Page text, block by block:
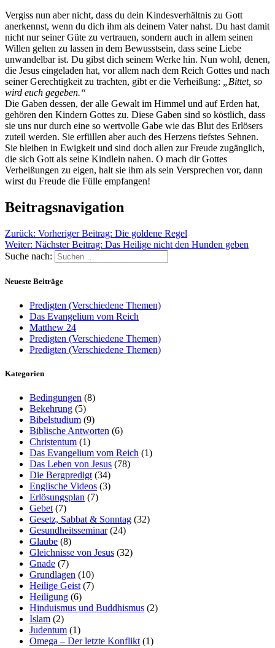
Vergiss nun aber nicht, dass du dein Kindesverhältnis zu Gott
anerkennst, wenn du dich ihm als deinem Vater nahst. Du hast damit
nicht nur seiner Güte zu vertrauen, sondern auch in allem seinen
Willen gelten zu lassen in dem Bewusstsein, dass seine Liebe
unwandelbar ist. Du gibst dich seinem Werke hin. Nun wohl, denen,
die Jesus eingeladen hat, vor allem nach dem Reich Gottes und nach
seiner Gerechtigkeit zu trachten, gibt er die Verheißung:
„Bittet, so
wird euch gegeben.“
Die Gaben dessen, der alle Gewalt im Himmel und auf Erden hat,
gehören den Kindern Gottes zu. Diese Gaben sind so köstlich, dass
sie uns nur durch eine so wertvolle Gabe wie das Blut des Erlösers
zuteil werden. Sie erfüllen aber auch des Herzens tiefstes Sehnen.
Sie bleiben in Ewigkeit und sind doch allen zur Freude zugänglich,
die sich Gott als seine Kindlein nahen. O mach dir Gottes
Verheißungen zu eigen, halt sie ihm als sein Versprechen vor, dann
wirst du Freude die Fülle empfangen!
Beitragsnavigation
Zurück: Vorheriger Beitrag: Die goldene Regel
Weiter: Nächster Beitrag: Das Heilige nicht den Hunden geben
Suche nach:
Neueste Beiträge
Predigten (Verschiedene Themen)
Das Evangelium vom Reich
Matthew 24
Predigten (Verschiedene Themen)
Predigten (Verschiedene Themen)
Kategorien
Bedingungen (8)
Bekehrung (5)
Bibelstudium (9)
Biblische Antworten (6)
Christentum (1)
Das Evangelium vom Reich (1)
Das Leben von Jesus (78)
Die Bergpredigt (34)
Englische Videos (3)
Erlösungsplan (7)
Gebet (7)
Gesetz, Sabbat & Sonntag (32)
Gesundheitsseminar(24)
Glaube (8)
Gleichnisse von Jesus (32)
Gnade (7)
Grundlagen (10)
Heilige Geist (7)
Heiligung (6)
Hinduismus und Buddhismus (2)
Islam (2)
Judentum (1)
Omega – Der letzte Konflikt (1)